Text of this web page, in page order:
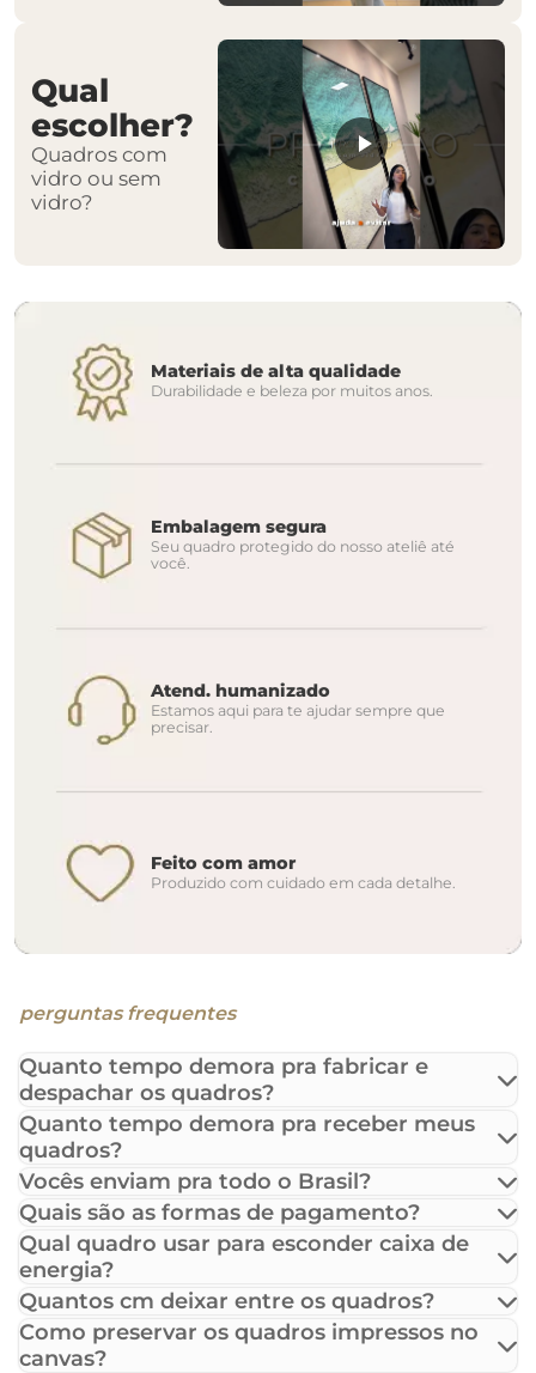
Qual
escolher?
Quadros com
vidro ou sem
vidro?
Materiais de alta qualidade
Durabilidade e beleza por muitos anos.
Embalagem segura
Seu quadro protegido do nosso ateliê até
você.
Atend. humanizado
Estamos aqui para te ajudar sempre que
precisar.
Feito com amor
Produzido com cuidado em cada detalhe.
perguntas frequentes
Quanto tempo demora pra fabricar e
despachar os quadros?
Quanto tempo demora pra receber meus
quadros?
Vocês enviam pra todo o Brasil?
Quais são as formas de pagamento?
Qual quadro usar para esconder caixa de
energia?
Quantos cm deixar entre os quadros?
Como preservar os quadros impressos no
canvas?